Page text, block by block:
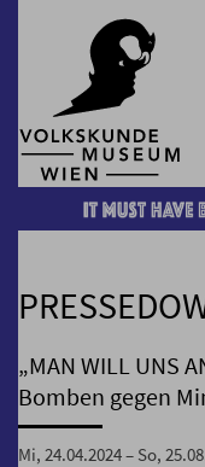
„MAN WILL UNS
Bomben gegen
Mi, 24.04.2024 – So,